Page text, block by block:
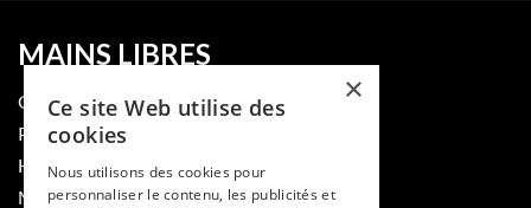
MAINS LIBRES
QUI SOMMES-NOUS
PUBLIER DANS LA REVUE
HES-SO
MÉDECINE ET HYGIÈNE
×
Ce site Web utilise des
cookies
Nous utilisons des cookies pour
personnaliser le contenu, les publicités et